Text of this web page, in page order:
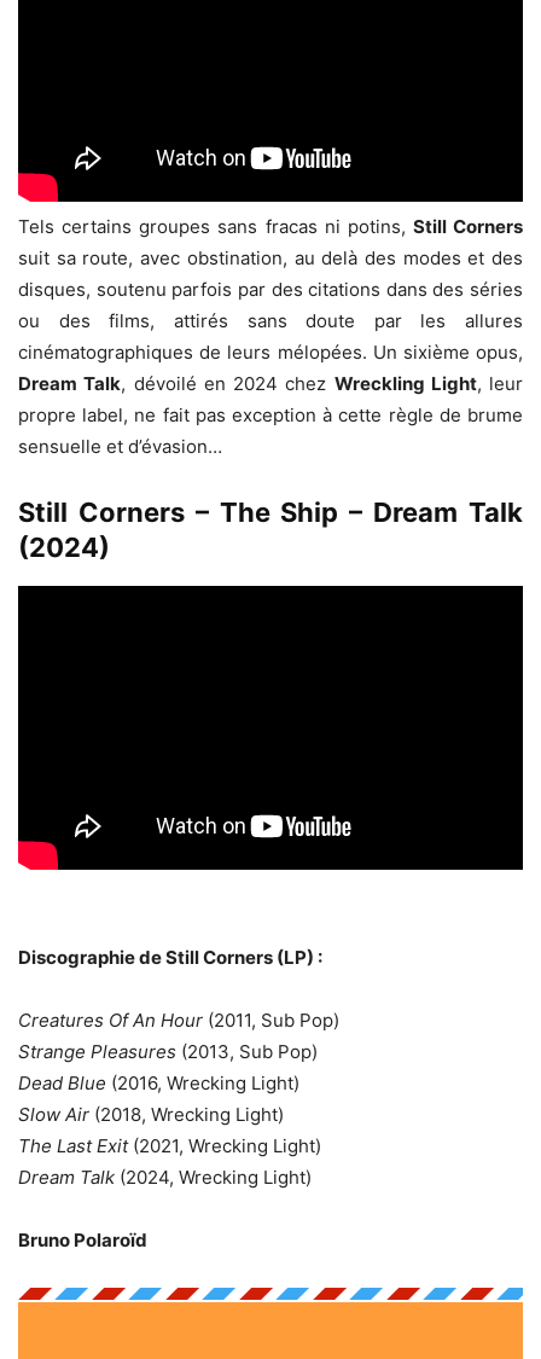
Tels certains groupes sans fracas ni potins, Still Corners
suit sa route, avec obstination, au delà des modes et des
disques, soutenu parfois par des citations dans des séries
ou des films, attirés sans doute par les allures
cinématographiques de leurs mélopées. Un sixième opus,
Dream Talk, dévoilé en 2024 chez Wreckling Light, leur
propre label, ne fait pas exception à cette règle de brume
sensuelle et d’évasion…
Still Corners – The Ship – Dream Talk
(2024)
Discographie de Still Corners (LP) :
Creatures Of An Hour (2011, Sub Pop)
Strange Pleasures (2013, Sub Pop)
Dead Blue (2016, Wrecking Light)
Slow Air (2018, Wrecking Light)
The Last Exit(2021, Wrecking Light)
Dream Talk (2024, Wrecking Light)
Bruno Polaroïd